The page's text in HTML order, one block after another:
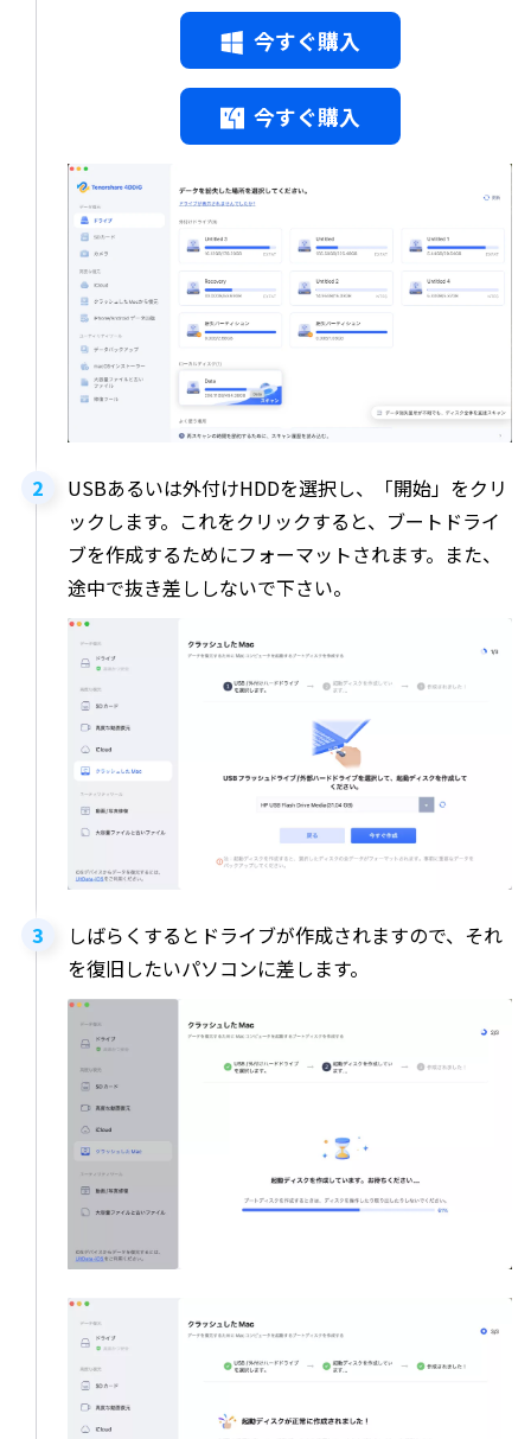
今すぐ購入
今すぐ購入
USBあるいは外付けHDDを選択し、「開始」をクリ
ックします。これをクリックすると、ブートドライ
ブを作成するためにフォーマットされます。また、
途中で抜き差ししないで下さい。
しばらくするとドライブが作成されますので、それ
を復旧したいパソコンに差します。